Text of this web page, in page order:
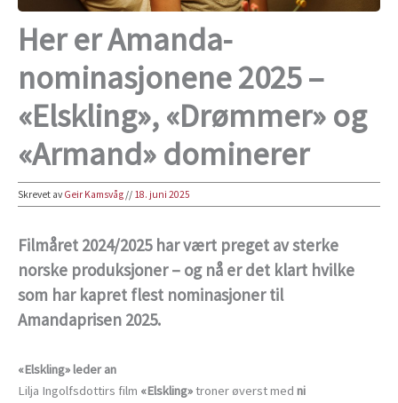
Her er Amanda-
nominasjonene 2025 –
«Elskling», «Drømmer» og
«Armand» dominerer
Skrevet avGeir Kamsvåg // 18. juni 2025
Filmåret 2024/2025 har vært preget av sterke
norske produksjoner – og nå er det klart hvilke
som har kapret flest nominasjoner til
Amandaprisen 2025.
«Elskling» leder an
Lilja Ingolfsdottirs film «Elskling»troner øverst med ni